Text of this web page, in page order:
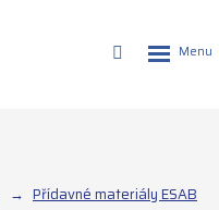
Přídavné materiály ESAB